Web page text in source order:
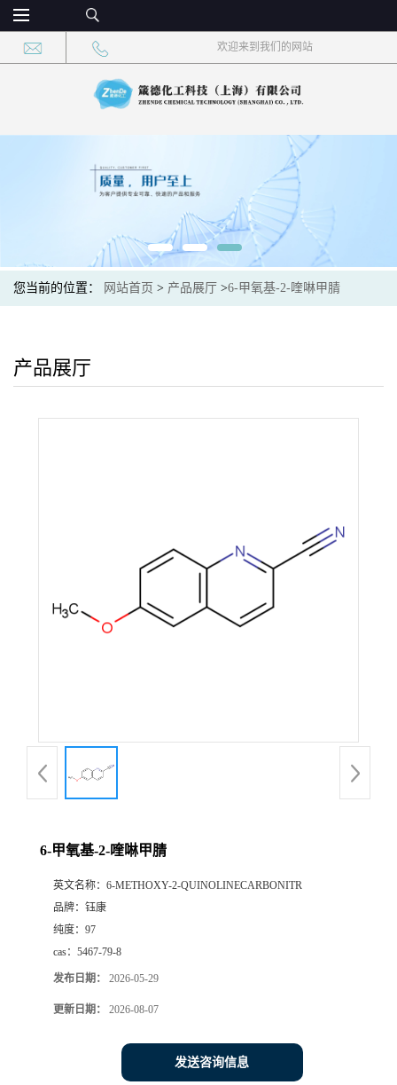
欢迎来到我们的网站
您当前的位置： 网站首页 > 产品展厅 >6-甲氧基-2-喹啉甲腈
产品展厅
6-甲氧基-2-喹啉甲腈
英文名称： 6-METHOXY-2-QUINOLINECARBONITR
品牌： 钰康
纯度： 97
cas： 5467-79-8
发布日期： 2026-05-29
更新日期： 2026-08-07
发送咨询信息